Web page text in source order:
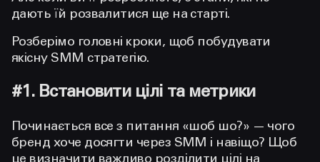
дають їй розвалитися ще на старті.
Розберімо головні кроки, щоб побудувати
якісну SMM стратегію.
#1. Встановити цілі та метрики
Починається все з питання «шоб шо?» — чого
бренд хоче досягти через SMM і навіщо? Щоб